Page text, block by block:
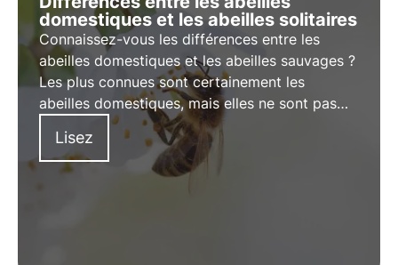
domestiques et les abeilles solitaires
Connaissez-vous les différences entre les
abeilles domestiques et les abeilles sauvages ?
Les plus connues sont certainement les
abeilles domestiques, mais elles ne sont pas
les seules. Il existede nombreuses
sauvages ou solitaires qui volent de fleur en
fleur à la recherche de pollen et de nectar.
Lisez